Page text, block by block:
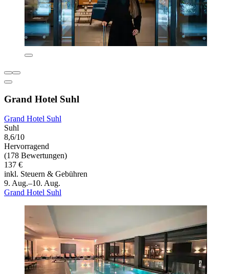
Grand Hotel Suhl
Grand Hotel Suhl
Suhl
8,6/10
Hervorragend
(178 Bewertungen)
137 €
inkl. Steuern & Gebühren
9. Aug.–10. Aug.
Grand Hotel Suhl